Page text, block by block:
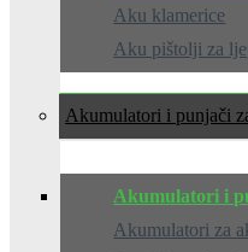
Aku klamerice
Aku pištolji za
Akumulatori i punjači
Akumulatori i
Akumulatori za